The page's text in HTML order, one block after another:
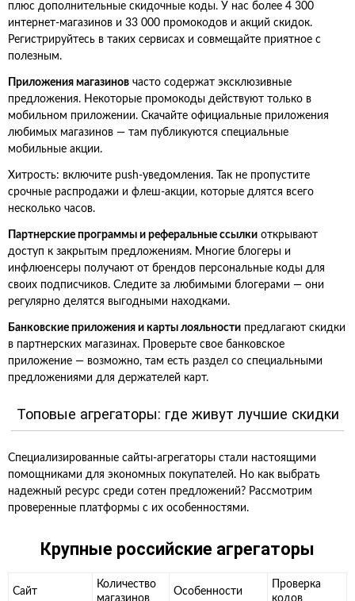
плюс дополнительные скидочные коды. У нас более 4 300
интернет-магазинов и 33 000 промокодов и акций скидок.
Регистрируйтесь в таких сервисах и совмещайте приятное с
полезным.
Приложения магазинов часто содержат эксклюзивные
предложения. Некоторые промокоды действуют только в
мобильном приложении. Скачайте официальные приложения
любимых магазинов — там публикуются специальные
мобильные акции.
Хитрость: включите push-уведомления. Так не пропустите
срочные распродажи и флеш-акции, которые длятся всего
несколько часов.
Партнерские программы и реферальные ссылки открывают
доступ к закрытым предложениям. Многие блогеры и
инфлюенсеры получают от брендов персональные коды для
своих подписчиков. Следите за любимыми блогерами — они
регулярно делятся выгодными находками.
Банковские приложения и карты лояльности предлагают скидки
в партнерских магазинах. Проверьте свое банковское
приложение — возможно, там есть раздел со специальными
предложениями для держателей карт.
Топовые агрегаторы: где живут лучшие скидки
Специализированные сайты-агрегаторы стали настоящими
помощниками для экономных покупателей. Но как выбрать
надежный ресурс среди сотен предложений? Рассмотрим
проверенные платформы с их особенностями.
Крупные российские агрегаторы
Сайт
Количество
магазинов
Особенности
Проверка
кодов